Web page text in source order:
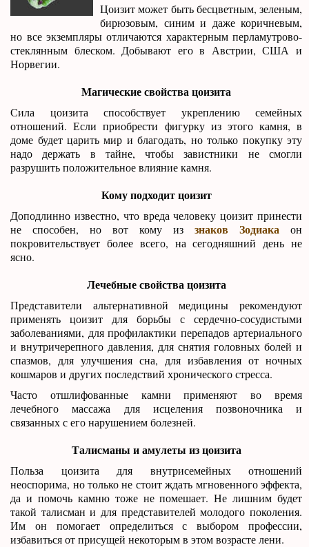
Цоизит может быть бесцветным, зеленым,
бирюзовым, синим и даже коричневым,
но все экземпляры отличаются характерным перламутрово-
стеклянным блеском. Добывают его в Австрии, США и
Норвегии.
Магические свойства цоизита
Сила цоизита способствует укреплению семейных
отношений. Если приобрести фигурку из этого камня, в
доме будет царить мир и благодать, но только покупку эту
надо держать в тайне, чтобы завистники не смогли
разрушить положительное влияние камня.
Кому подходит цоизит
Доподлинно известно, что вреда человеку цоизит принести
не способен, но вот кому иззнаков Зодиака он
покровительствует более всего, на сегодняшний день не
ясно.
Лечебные свойства цоизита
Представители альтернативной медицины рекомендуют
применять цоизит для борьбы с сердечно-сосудистыми
заболеваниями, для профилактики перепадов артериального
и внутричерепного давления, для снятия головных болей и
спазмов, для улучшения сна, для избавления от ночных
кошмаров и других последствий хронического стресса.
Часто отшлифованные камни применяют во время
лечебного массажа для исцеления позвоночника и
связанных с его нарушением болезней.
Талисманы и амулеты из цоизита
Польза цоизита для внутрисемейных отношений
неоспорима, но только не стоит ждать мгновенного эффекта,
да и помочь камню тоже не помешает. Не лишним будет
такой талисман и для представителей молодого поколения.
Им он помогает определиться с выбором профессии,
избавиться от присущей некоторым в этом возрасте лени.